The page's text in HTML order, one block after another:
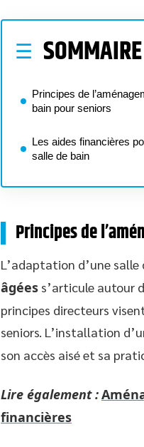
SOMMAIRE
Principes de
bain pour seniors
Les aides financières
salle de bain
Principes de
L’adaptation d’une salle
âgées s’articule autour
principes directeurs
seniors. L’installation
son accès aisé et sa
Lire également :
financières